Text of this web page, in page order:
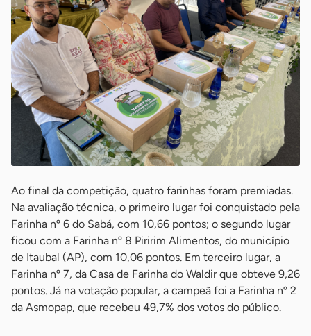
Ao final da competição, quatro farinhas foram premiadas.
Na avaliação técnica, o primeiro lugar foi conquistado pela
Farinha nº 6 do Sabá, com 10,66 pontos; o segundo lugar
ficou com a Farinha nº 8 Piririm Alimentos, do município
de Itaubal (AP), com 10,06 pontos. Em terceiro lugar, a
Farinha nº 7, da Casa de Farinha do Waldir que obteve 9,26
pontos. Já na votação popular, a campeã foi a Farinha nº 2
da Asmopap, que recebeu 49,7% dos votos do público.